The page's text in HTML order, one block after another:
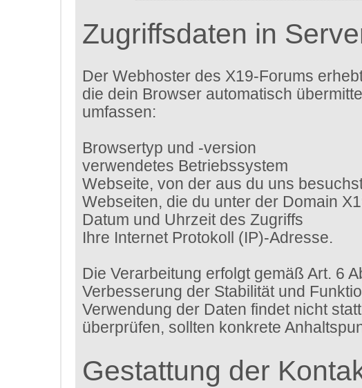
Zugriffsdaten in
Der Webhoster des X19-Forums
die dein Browser automatisch
umfassen:
Browsertyp und -version
verwendetes Betriebssystem
Webseite, von der aus du uns
Webseiten, die du unter der Domain
Datum und Uhrzeit des Zugriffs
Ihre Internet Protokoll (IP)-Adresse.
Die Verarbeitung erfolgt gemäß Art. 6
Verbesserung der Stabilität und
Verwendung der Daten findet nicht
überprüfen, sollten konkrete
Gestattung der